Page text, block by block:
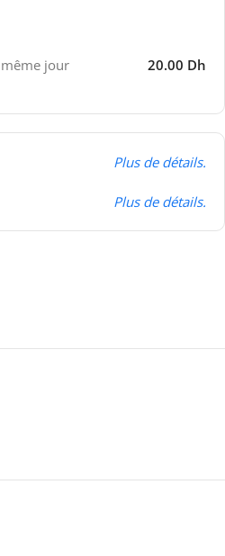
même jour 20.00 Dh
Plus de détails.
Plus de détails.